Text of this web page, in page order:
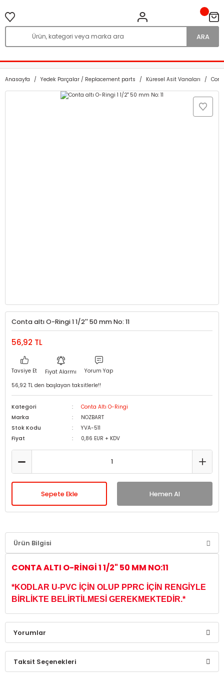
ARA
Anasayfa Yedek Parçalar / Replacement parts Küresel Asit Vanaları
Conta altı O-Ringi 1 1/2'' 50 mm No: 11
56,92 TL
Tavsiye Et Fiyat Alarmı
Yorum Yap
56,92 TL den başlayan taksitlerle!!
Kategori
Conta Altı O-Ringi
Marka
NOZBART
Stok Kodu
YVA-511
Fiyat
0,86 EUR + KDV
Sepete Ekle Hemen Al
Ürün Bilgisi
CONTA ALTI O-RİNGİ 1 1/2" 50 MM NO:11
*KODLAR U-PVC İÇİN OLUP PPRC İÇİN RENGİYLE
BİRLİKTE BELİRTİLMESİ GEREKMEKTEDİR.*
Yorumlar
Taksit Seçenekleri